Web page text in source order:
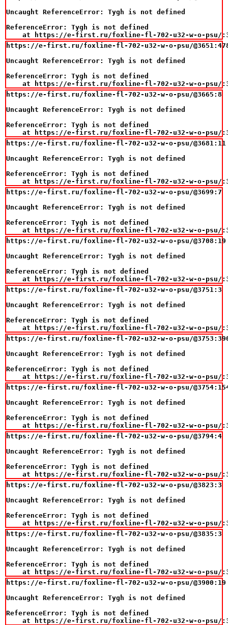
Uncaught ReferenceError: Tygh is not defined
ReferenceError: Tygh is not defined
at https://e-first.ru/foxline-fl-702-u32-w-o-psu/
https://e-first.ru/foxline-fl-702-u32-w-o-psu/
Uncaught ReferenceError: Tygh is not defined
ReferenceError: Tygh is not defined
at https://e-first.ru/foxline-fl-702-u32-w-o-psu/
https://e-first.ru/foxline-fl-702-u32-w-o-psu/@3665:8
Uncaught ReferenceError: Tygh is not defined
ReferenceError: Tygh is not defined
at https://e-first.ru/foxline-fl-702-u32-w-o-psu/
https://e-first.ru/foxline-fl-702-u32-w-o-psu/@3681:11
Uncaught ReferenceError: Tygh is not defined
ReferenceError: Tygh is not defined
at https://e-first.ru/foxline-fl-702-u32-w-o-psu/
https://e-first.ru/foxline-fl-702-u32-w-o-psu/@3699:7
Uncaught ReferenceError: Tygh is not defined
ReferenceError: Tygh is not defined
at https://e-first.ru/foxline-fl-702-u32-w-o-psu/
https://e-first.ru/foxline-fl-702-u32-w-o-psu/@3708:19
Uncaught ReferenceError: Tygh is not defined
ReferenceError: Tygh is not defined
at https://e-first.ru/foxline-fl-702-u32-w-o-psu/
https://e-first.ru/foxline-fl-702-u32-w-o-psu/@3751:3
Uncaught ReferenceError: Tygh is not defined
ReferenceError: Tygh is not defined
at https://e-first.ru/foxline-fl-702-u32-w-o-psu/
https://e-first.ru/foxline-fl-702-u32-w-o-psu/
Uncaught ReferenceError: Tygh is not defined
ReferenceError: Tygh is not defined
at https://e-first.ru/foxline-fl-702-u32-w-o-psu/
https://e-first.ru/foxline-fl-702-u32-w-o-psu/
Uncaught ReferenceError: Tygh is not defined
ReferenceError: Tygh is not defined
at https://e-first.ru/foxline-fl-702-u32-w-o-psu/
https://e-first.ru/foxline-fl-702-u32-w-o-psu/@3794:4
Uncaught ReferenceError: Tygh is not defined
ReferenceError: Tygh is not defined
at https://e-first.ru/foxline-fl-702-u32-w-o-psu/
https://e-first.ru/foxline-fl-702-u32-w-o-psu/@3823:3
Uncaught ReferenceError: Tygh is not defined
ReferenceError: Tygh is not defined
at https://e-first.ru/foxline-fl-702-u32-w-o-psu/
https://e-first.ru/foxline-fl-702-u32-w-o-psu/@3835:3
Uncaught ReferenceError: Tygh is not defined
ReferenceError: Tygh is not defined
at https://e-first.ru/foxline-fl-702-u32-w-o-psu/
https://e-first.ru/foxline-fl-702-u32-w-o-psu/@3900:19
Uncaught ReferenceError: Tygh is not defined
ReferenceError: Tygh is not defined
at https://e-first.ru/foxline-fl-702-u32-w-o-psu/